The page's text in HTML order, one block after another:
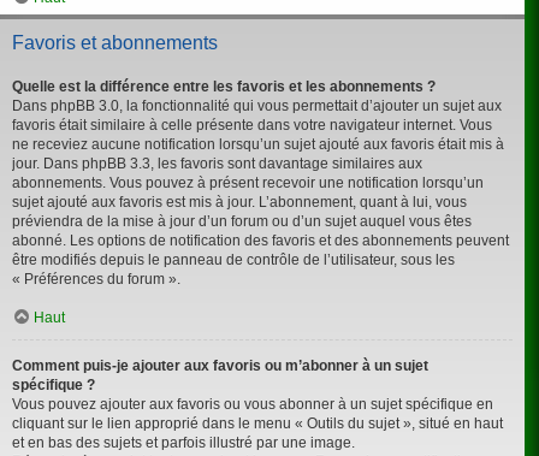
Favoris et abonnements
Quelle est la différence entre les favoris et les abonnements ?
Dans phpBB 3.0, la fonctionnalité qui vous permettait d’ajouter un sujet aux
favoris était similaire à celle présente dans votre navigateur internet. Vous
ne receviez aucune notification lorsqu’un sujet ajouté aux favoris était mis à
jour. Dans phpBB 3.3, les favoris sont davantage similaires aux
abonnements. Vous pouvez à présent recevoir une notification lorsqu’un
sujet ajouté aux favoris est mis à jour. L’abonnement, quant à lui, vous
préviendra de la mise à jour d’un forum ou d’un sujet auquel vous êtes
abonné. Les options de notification des favoris et des abonnements peuvent
être modifiés depuis le panneau de contrôle de l’utilisateur, sous les
« Préférences du forum ».
Haut
Comment puis-je ajouter aux favoris ou m’abonner à un sujet
spécifique ?
Vous pouvez ajouter aux favoris ou vous abonner à un sujet spécifique en
cliquant sur le lien approprié dans le menu « Outils du sujet », situé en haut
et en bas des sujets et parfois illustré par une image.